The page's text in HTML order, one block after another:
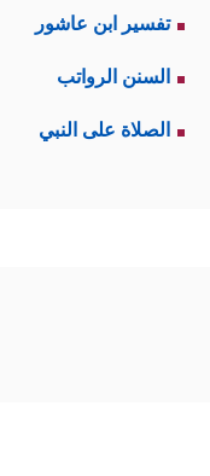
تفسير ابن عاشور
السنن الرواتب
الصلاة على النبي